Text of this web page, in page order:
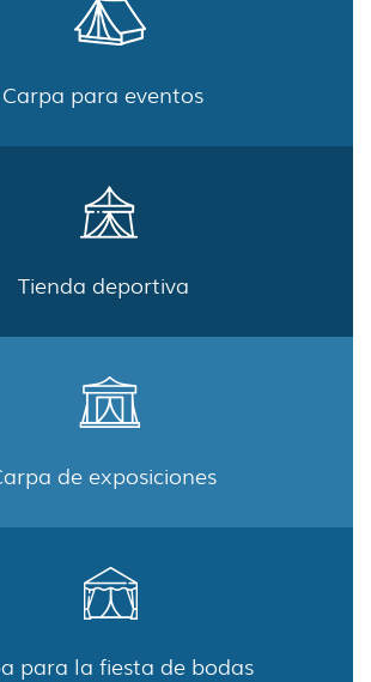
Carpa para eventos
Tienda deportiva
de exposiciones
para la fiesta de bodas